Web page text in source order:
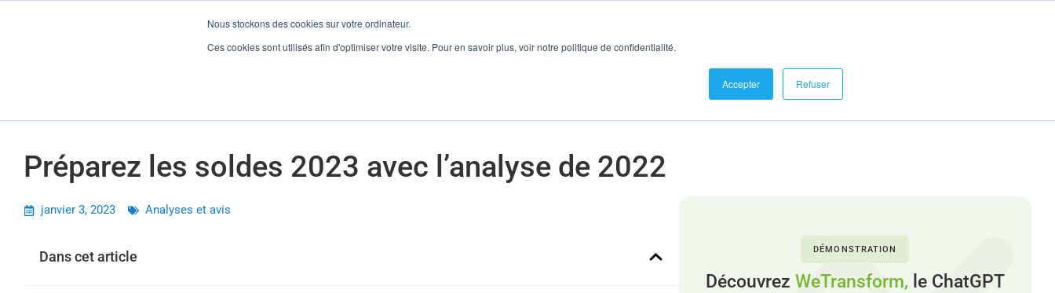
Nous stockons des cookies sur votre ordinateur.
Ces cookies sont utilisés afin d'optimiser votre visite. Pour en savoir plus, voir notre politique de confidentialité.
Accepter Refuser
Préparez les soldes 2023 avec l’analyse de 2022
janvier 3, 2023 Analyses et avis
Dans cet article DÉMONSTRATION
Découvrez WeTransform, le ChatGPT